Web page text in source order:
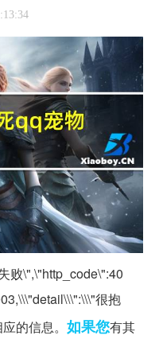
败\",\"http_code\":40
很抱
的信息。 如果您有其